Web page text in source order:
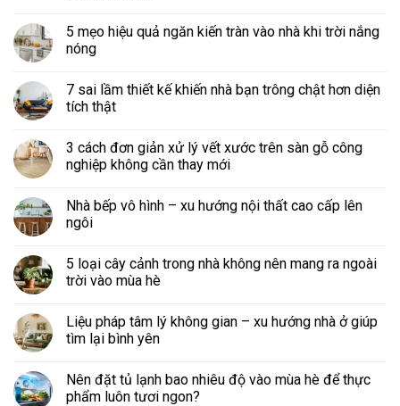
5 mẹo hiệu quả ngăn kiến tràn vào nhà khi trời nắng
nóng
7 sai lầm thiết kế khiến nhà bạn trông chật hơn diện
tích thật
3 cách đơn giản xử lý vết xước trên sàn gỗ công
nghiệp không cần thay mới
Nhà bếp vô hình – xu hướng nội thất cao cấp lên
ngôi
5 loại cây cảnh trong nhà không nên mang ra ngoài
trời vào mùa hè
Liệu pháp tâm lý không gian – xu hướng nhà ở giúp
tìm lại bình yên
Nên đặt tủ lạnh bao nhiêu độ vào mùa hè để thực
phẩm luôn tươi ngon?